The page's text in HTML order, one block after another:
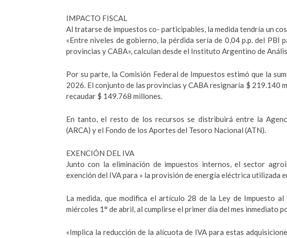
IMPACTO FISCAL
Al tratarse de impuestos co- participables, la medida tendría un
«Entre niveles de gobierno, la pérdida sería de 0,04 p.p. del PBI
provincias y CABA», calculan desde el Instituto Argentino de
Por su parte, la Comisión Federal de Impuestos estimó que la
2026. El conjunto de las provincias y CABA resignaría $ 219.140
recaudar $ 149.768 millones.
En tanto, el resto de los recursos se distribuirá entre la
(ARCA) y el Fondo de los Aportes del Tesoro Nacional (ATN).
EXENCIÓN DEL IVA
Junto con la eliminación de impuestos internos, el sector
exención del IVA para » la provisión de energía eléctrica utilizada
La medida, que modifica el artículo 28 de la Ley de Impuesto
miércoles 1° de abril, al cumplirse el primer día del mes inmediato
«Implica la reducción de la alícuota de IVA para estas